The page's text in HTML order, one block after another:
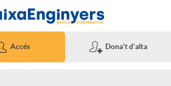
Accés Dona't d'alta